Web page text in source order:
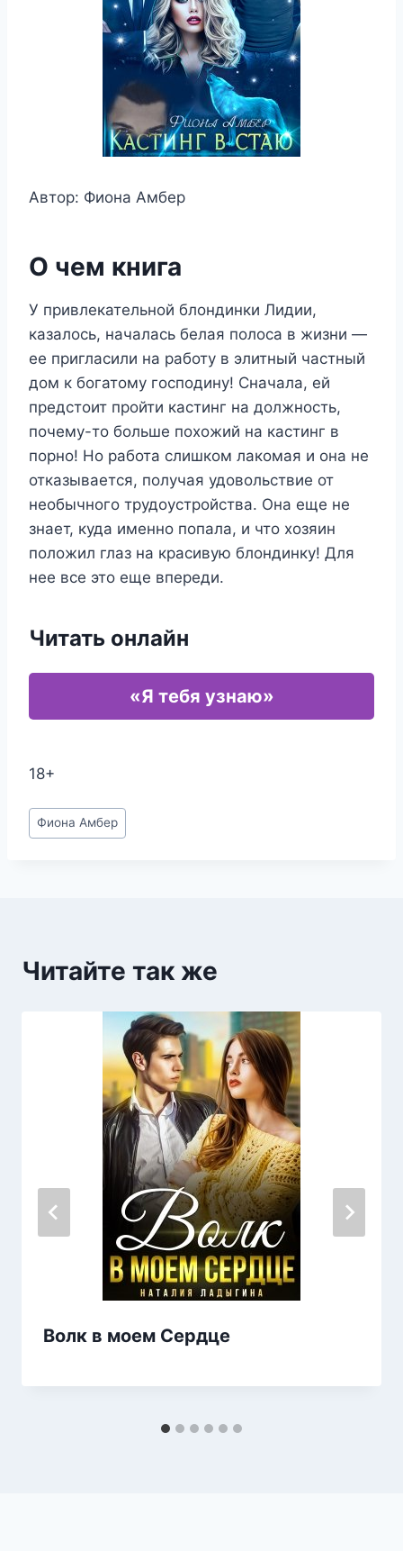
Автор: Фиона Амбер
О чем книга
У привлекательной блондинки Лидии,
казалось, началась белая полоса в жизни —
ее пригласили на работу в элитный частный
дом к богатому господину! Сначала, ей
предстоит пройти кастинг на должность,
почему-то больше похожий на кастинг в
порно! Но работа слишком лакомая и она не
отказывается, получая удовольствие от
необычного трудоустройства. Она еще не
знает, куда именно попала, и что хозяин
положил глаз на красивую блондинку! Для
нее все это еще впереди.
Читать онлайн
«Я тебя узнаю»
18+
Метки
записи:
Фиона Амбер
Читайте так же
Волк в моем Сердце